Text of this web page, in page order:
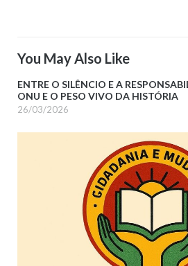
You May Also Like
ENTRE O SILÊNCIO E A
ONU E O PESO VIVO DA HISTÓRIA
26/03/2026